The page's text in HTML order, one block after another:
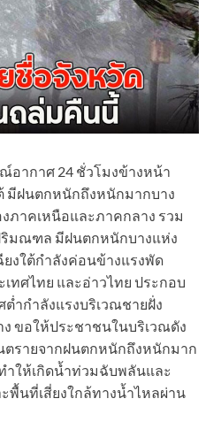
อากาศ 24 ชั่วโมงข้างหน้า
มีฝนตกหนักถึงหนักมากบาง
าคเหนือและภาคกลาง รวม
มณฑล มีฝนตกหนักบางแห่ง
งใต้กำลังค่อนข้างแรงพัด
ทศไทย และอ่าวไทย ประกอบ
ำกำลังแรงบริเวณชายฝั่ง
ขอให้ประชาชนในบริเวณดัง
ตรายจากฝนตกหนักถึงหนักมาก
ำให้เกิดน้ำท่วมฉับพลันและ
พื้นที่เสี่ยงใกล้ทางน้ำไหลผ่าน